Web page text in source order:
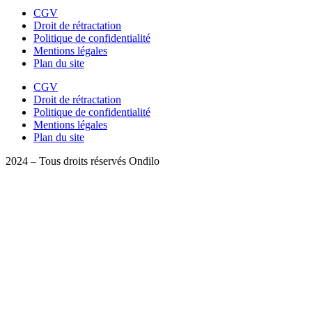
CGV
Droit de rétractation
Politique de confidentialité
Mentions légales
Plan du site
CGV
Droit de rétractation
Politique de confidentialité
Mentions légales
Plan du site
2024 – Tous droits réservés Ondilo